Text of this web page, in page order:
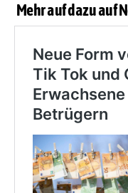
Mehr auf dazu auf